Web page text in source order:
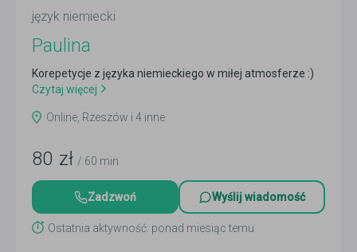
język niemiecki
Paulina
Korepetycje z języka niemieckiego w miłej atmosferze :)
Czytaj więcej
Online, Rzeszów i 4 inne
80 zł / 60 min
Zadzwoń Wyślij wiadomość
Ostatnia aktywność: ponad miesiąc temu